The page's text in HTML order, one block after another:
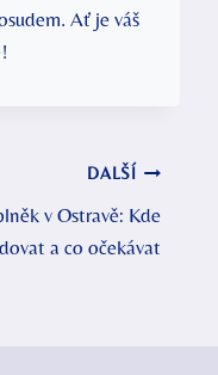
Ať je váš
DALŠÍ
v Ostravě: Kde
a co očekávat